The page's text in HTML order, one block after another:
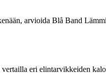
arvioida Blå Band
eri elintarvikkeiden